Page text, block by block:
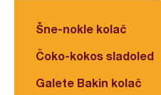
Šne-nokle kolač
Čoko-kokos sladoled
Galete Bakin kolač